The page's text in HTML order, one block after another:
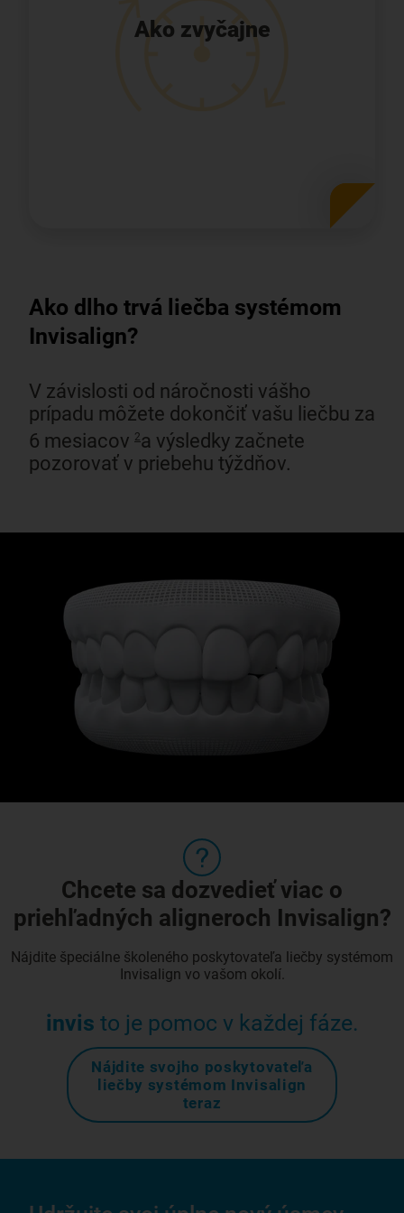
Ako zvyčajne
priehľadné a ľahko sa vyberajú, takže môžete
jesť a čistiť si zuby ako zvyčajne.
Ako dlho trvá liečba systémom
Invisalign?
V závislosti od náročnosti vášho
prípadu môžete dokončiť vašu liečbu za
6 mesiacov 2a výsledky začnete
pozorovať v priebehu týždňov.
Chcete sa dozvedieť viac o
priehľadných aligneroch Invisalign?
Nájdite špeciálne školeného poskytovateľa liečby systémom
Invisalign vo vašom okolí.
invis to je pomoc v každej fáze.
Nájdite svojho poskytovateľa
liečby systémom Invisalign
teraz